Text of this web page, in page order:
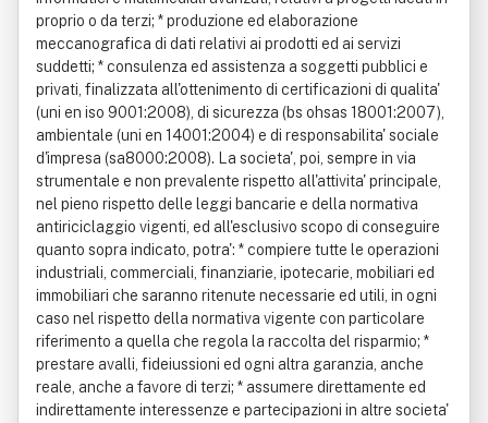
proprio o da terzi; * produzione ed elaborazione
meccanografica di dati relativi ai prodotti ed ai servizi
suddetti; * consulenza ed assistenza a soggetti pubblici e
privati, finalizzata all'ottenimento di certificazioni di qualita'
(uni en iso 9001:2008), di sicurezza (bs ohsas 18001:2007),
ambientale (uni en 14001:2004) e di responsabilita' sociale
d'impresa (sa8000:2008). La societa', poi, sempre in via
strumentale e non prevalente rispetto all'attivita' principale,
nel pieno rispetto delle leggi bancarie e della normativa
antiriciclaggio vigenti, ed all'esclusivo scopo di conseguire
quanto sopra indicato, potra': * compiere tutte le operazioni
industriali, commerciali, finanziarie, ipotecarie, mobiliari ed
immobiliari che saranno ritenute necessarie ed utili, in ogni
caso nel rispetto della normativa vigente con particolare
riferimento a quella che regola la raccolta del risparmio; *
prestare avalli, fideiussioni ed ogni altra garanzia, anche
reale, anche a favore di terzi; * assumere direttamente ed
indirettamente interessenze e partecipazioni in altre societa'